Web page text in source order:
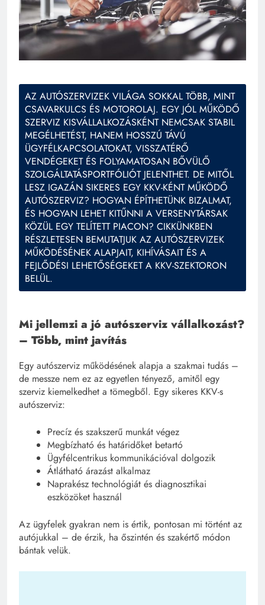
AZ AUTÓSZERVIZEK VILÁGA SOKKAL TÖBB, MINT
CSAVARKULCS ÉS MOTOROLAJ. EGY JÓL MŰKÖDŐ
SZERVIZ KISVÁLLALKOZÁSKÉNT NEMCSAK STABIL
MEGÉLHETÉST, HANEM HOSSZÚ TÁVÚ
ÜGYFÉLKAPCSOLATOKAT, VISSZATÉRŐ
VENDÉGEKET ÉS FOLYAMATOSAN BŐVÜLŐ
SZOLGÁLTATÁSPORTFÓLIÓT JELENTHET. DE MITŐL
LESZ IGAZÁN SIKERES EGY KKV-KÉNT MŰKÖDŐ
AUTÓSZERVIZ? HOGYAN ÉPÍTHETÜNK BIZALMAT,
ÉS HOGYAN LEHET KITŰNNI A VERSENYTÁRSAK
KÖZÜL EGY TELÍTETT PIACON? CIKKÜNKBEN
RÉSZLETESEN BEMUTATJUK AZ AUTÓSZERVIZEK
MŰKÖDÉSÉNEK ALAPJAIT, KIHÍVÁSAIT ÉS A
FEJLŐDÉSI LEHETŐSÉGEKET A KKV-SZEKTORON
BELÜL.
Mi jellemzi a jó autószerviz vállalkozást?
– Több, mint javítás
Egy autószerviz működésének alapja a szakmai tudás –
de messze nem ez az egyetlen tényező, amitől egy
szerviz kiemelkedhet a tömegből. Egy sikeres KKV-s
autószerviz:
Precíz és szakszerű munkát végez
Megbízható és határidőket betartó
Ügyfélcentrikus kommunikációval dolgozik
Átlátható árazást alkalmaz
Naprakész technológiát és diagnosztikai
eszközöket használ
Az ügyfelek gyakran nem is értik, pontosan mi történt az
autójukkal – de érzik, ha őszintén és szakértő módon
bántak velük.